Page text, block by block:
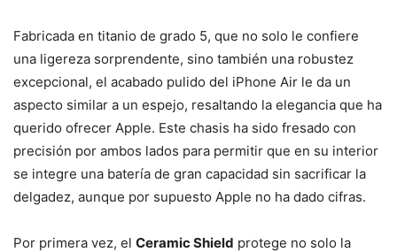
Fabricada en titanio de grado 5, que no solo le confiere
una ligereza sorprendente, sino también una robustez
excepcional, el acabado pulido del iPhone Air le da un
aspecto similar a un espejo, resaltando la elegancia que ha
querido ofrecer Apple. Este chasis ha sido fresado con
precisión por ambos lados para permitir que en su interior
se integre una batería de gran capacidad sin sacrificar la
delgadez, aunque por supuesto Apple no ha dado cifras.
Por primera vez, el Ceramic Shield protege no solo la